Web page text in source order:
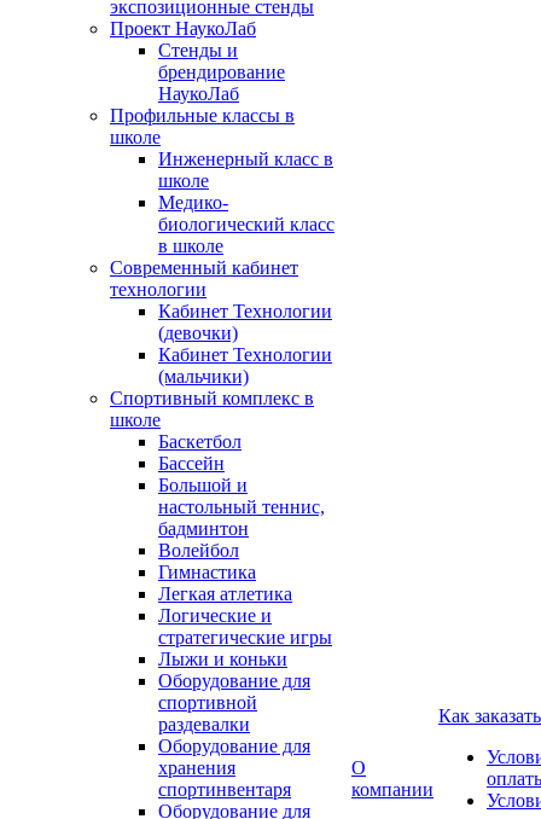
экспозиционные стенды
Проект НаукоЛаб
Стенды и
брендирование
НаукоЛаб
Профильные классы в
школе
Инженерный класс в
школе
Медико-
биологический класс
в школе
Современный кабинет
технологии
Кабинет Технологии
(девочки)
Кабинет Технологии
(мальчики)
Спортивный комплекс в
школе
Баскетбол
Бассейн
Большой и
настольный теннис,
бадминтон
Волейбол
Гимнастика
Легкая атлетика
Логические и
стратегические игры
Лыжи и коньки
Оборудование для
спортивной
раздевалки
Оборудование для
хранения
спортинвентаря
Оборудование для
О
компании
Как